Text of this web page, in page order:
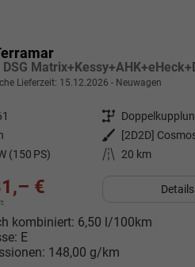
Lieferzeit: 15.12.2026 Neuwagen
Getriebe
Außenfarbe
(150 PS) Kilometerstand 20 km
€ Details
kombiniert: 6,50 l/100km
E
148,00 g/km